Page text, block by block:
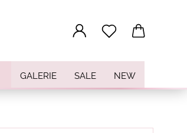
GALERIE SALE NEW